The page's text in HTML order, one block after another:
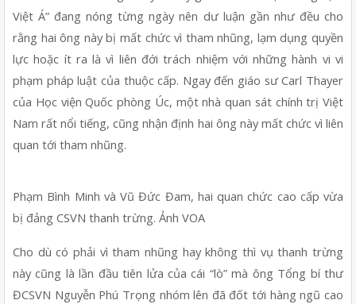
Việt Á” đang nóng từng ngày nên dư luận gần như đều cho
rằng hai ông này bị mất chức vì tham nhũng, lạm dụng quyền
lực hoặc ít ra là vì liên đới trách nhiệm với những hành vi vi
phạm pháp luật của thuộc cấp. Ngay đến giáo sư Carl Thayer
của Học viện Quốc phòng Úc, một nhà quan sát chính trị Việt
Nam rất nổi tiếng, cũng nhận định hai ông này mất chức vì liên
quan tới tham nhũng.
Phạm Bình Minh và Vũ Đức Đam, hai quan chức cao cấp vừa
bị đảng CSVN thanh trừng. Ảnh VOA
Cho dù có phải vì tham nhũng hay không thì vụ thanh trừng
này cũng là lần đầu tiên lửa của cái “lò” mà ông Tổng bí thư
ĐCSVN Nguyễn Phú Trọng nhóm lên đã đốt tới hàng ngũ cao